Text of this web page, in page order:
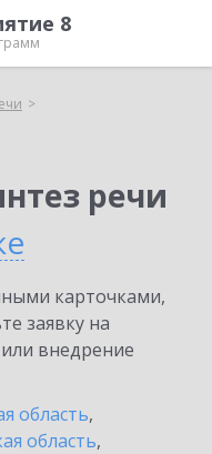
8
речи
карточками,
заявку на
внедрение
область,
область,